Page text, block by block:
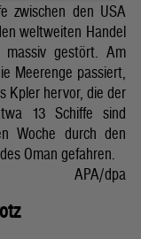
zwischen den USA
weltweiten Handel
massiv gestört. Am
Meerenge passiert,
Kpler hervor, die der
13 Schiffe sind
Woche durch den
Oman gefahren.
APA/dpa